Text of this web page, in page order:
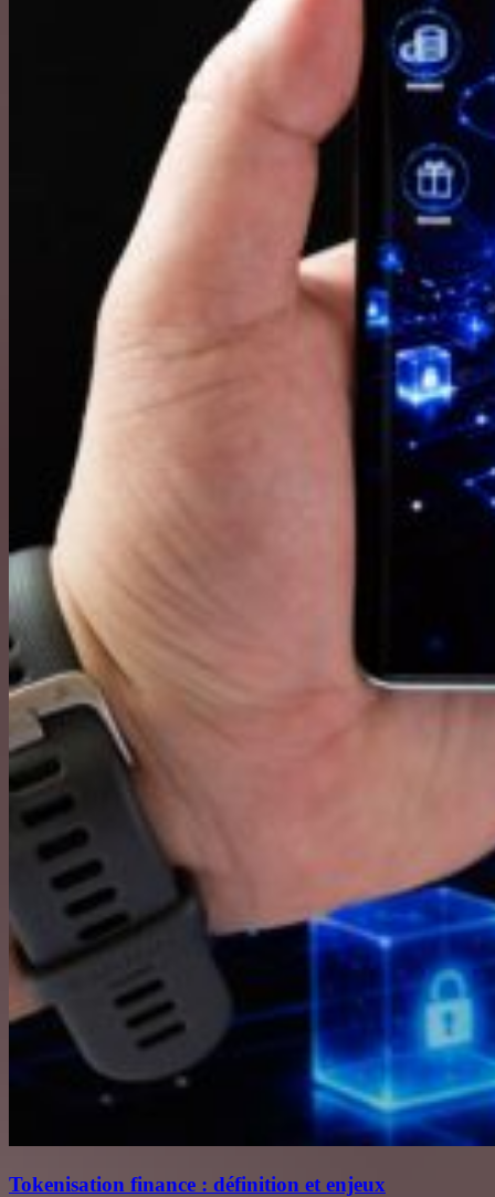
Tokenisation finance : définition et enjeux